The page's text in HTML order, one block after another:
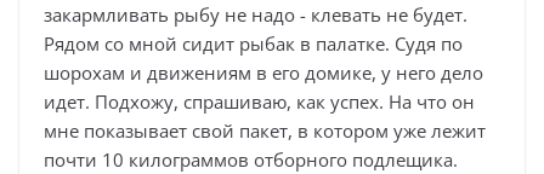
закармливать рыбу не надо - клевать не будет.
Рядом со мной сидит рыбак в палатке. Судя по
шорохам и движениям в его домике, у него дело
идет. Подхожу, спрашиваю, как успех. На что он
мне показывает свой пакет, в котором уже лежит
почти 10 килограммов отборного подлещика.